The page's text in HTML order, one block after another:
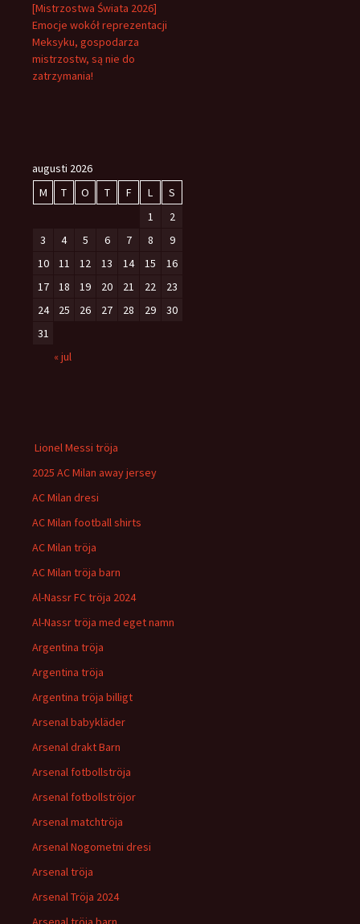
[Mistrzostwa Świata 2026]
Emocje wokół reprezentacji
Meksyku, gospodarza
mistrzostw, są nie do
zatrzymania!
augusti 2026
M
T O T F L
S
1
2
3
4 5 6 7 8
9
10
11 12 13 14 15
16
17
18 19 20 21 22
23
24
25 26 27 28 29
30
31
« jul
Lionel Messi tröja
2025 AC Milan away jersey
AC Milan dresi
AC Milan football shirts
AC Milan tröja
AC Milan tröja barn
Al-Nassr FC tröja 2024
Al-Nassr tröja med eget namn
Argentina tröja
Argentina tröja
Argentina tröja billigt
Arsenal babykläder
Arsenal drakt Barn
Arsenal fotbollströja
Arsenal fotbollströjor
Arsenal matchtröja
Arsenal Nogometni dresi
Arsenal tröja
Arsenal Tröja 2024